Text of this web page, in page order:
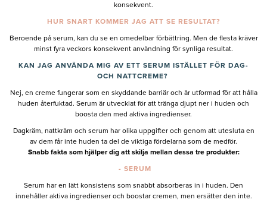
konsekvent.
HUR SNART KOMMER JAG ATT SE RESULTAT?
Beroende på serum, kan du se en omedelbar förbättring. Men de flesta kräver
minst fyra veckors konsekvent användning för synliga resultat.
KAN JAG ANVÄNDA MIG AV ETT SERUM ISTÄLLET FÖR DAG-
OCH NATTCREME?
Nej, en creme fungerar som en skyddande barriär och är utformad för att hålla
huden återfuktad. Serum är utvecklat för att tränga djupt ner i huden och
boosta den med aktiva ingredienser.
Dagkräm, nattkräm och serum har olika uppgifter och genom att utesluta en
av dem får inte huden ta del de viktiga fördelarna som de medför.
Snabb fakta som hjälper dig att skilja mellan dessa tre produkter:
- SERUM
Serum har en lätt konsistens som snabbt absorberas in i huden. Den
innehåller aktiva ingredienser och boostar cremen, men ersätter den inte.